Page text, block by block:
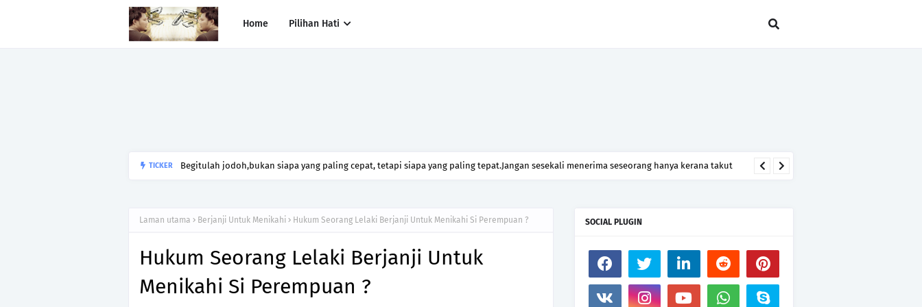
Home Pilihan Hati
TICKER
Begitulah jodoh,bukan siapa yang paling cepat, tetapi siapa yang paling tepat.Jangan sesekali menerima seseorang hanya kerana takut
Laman utama Berjanji Untuk Menikahi Hukum Seorang Lelaki Berjanji Untuk Menikahi Si Perempuan ?
Hukum Seorang Lelaki Berjanji Untuk
Menikahi Si Perempuan ?
SOCIAL PLUGIN